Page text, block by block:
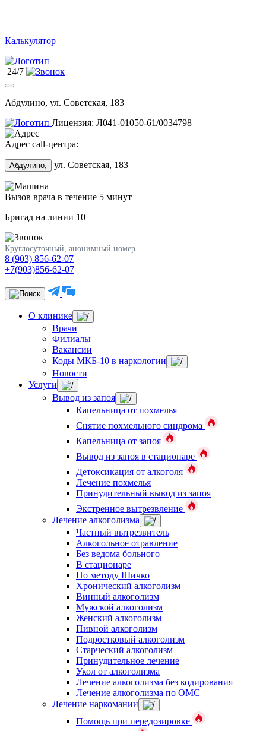
Калькулятор
24/7
Абдулино, ул. Советская, 183
Лицензия: Л041-01050-61/0034798
Адрес call-центра:
Абдулино, ул. Советская, 183
Вызов врача в течение 5 минут
Бригад на линии 10
Круглосуточный, анонимный номер
8 (903) 856-62-07
+7(903)856-62-07
О клинике
Врачи
Филиалы
Вакансии
Коды МКБ-10 в наркологии
Новости
Услуги
Вывод из запоя
Капельница от похмелья
Снятие похмельного синдрома
Капельница от запоя
Вывод из запоя в стационаре
Детоксикация от алкоголя
Лечение похмелья
Принудительный вывод из запоя
Экстренное вытрезвление
Лечение алкоголизма
Частный вытрезвитель
Алкогольное отравление
Без ведома больного
В стационаре
По методу Шичко
Хронический алкоголизм
Винный алкоголизм
Мужской алкоголизм
Женский алкоголизм
Пивной алкоголизм
Подростковый алкоголизм
Старческий алкоголизм
Принудительное лечение
Укол от алкоголизма
Лечение алкоголизма без кодирования
Лечение алкоголизма по ОМС
Лечение наркомании
Помощь при передозировке